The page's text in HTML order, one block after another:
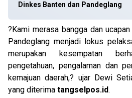
Dinkes Banten dan Pandeglang
?Kami merasa bangga dan
Pandeglang menjadi lokus
merupakan kesempatan
pengetahuan, pengalaman dan
kemajuan daerah,? ujar Dewi
yang diterima tangselpos.id.